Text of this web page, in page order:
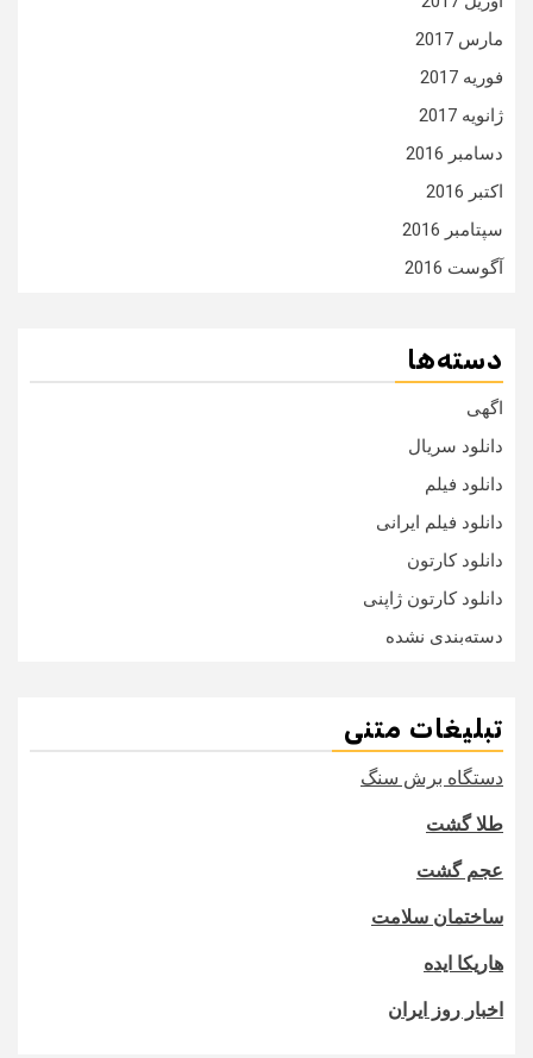
مارس 2017
فوریه 2017
ژانویه 2017
دسامبر 2016
اکتبر 2016
سپتامبر 2016
آگوست 2016
دسته‌ها
اگهی
دانلود سریال
دانلود فیلم
دانلود فیلم ایرانی
دانلود کارتون
دانلود کارتون ژاپنی
دسته‌بندی نشده
تبلیغات متنی
دستگاه برش سنگ
طلا گشت
عجم گشت
ساختمان سلامت
هاریکا ایده
اخبار روز ایران